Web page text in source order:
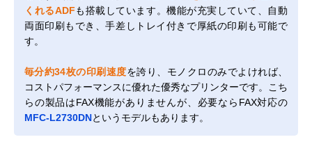
くれるADFも搭載しています。機能が充実していて、自動
両面印刷もでき、手差しトレイ付きで厚紙の印刷も可能で
す。
毎分約34枚の印刷速度を誇り、モノクロのみでよければ、
コストパフォーマンスに優れた優秀なプリンターです。こち
らの製品はFAX機能がありませんが、必要ならFAX対応の
MFC-L2730DNというモデルもあります。